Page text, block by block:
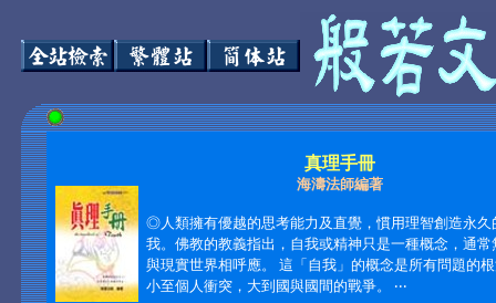
真理手冊
海濤法師編著
◎人類擁有優越的思考能力及直覺，慣用理智創造永久
我。佛教的教義指出，自我或精神只是一種概念，通常
與現實世界相呼應。 這「自我」的概念是所有問題的
小至個人衝突，大到國與國間的戰爭。 ‧‧‧